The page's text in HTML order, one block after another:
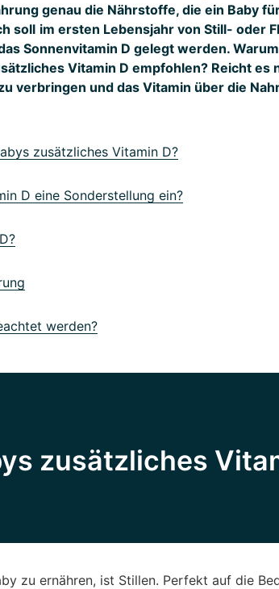
genau die Nährstoffe, die ein Baby
soll im ersten Lebensjahr von Still- oder
Sonnenvitamin D gelegt werden.
Vitamin D empfohlen? Reicht es
verbringen und das Vitamin über die
zusätzliches Vitamin D?
D eine Sonderstellung ein?
werden?
zusätzliches
zu ernähren, ist Stillen. Perfekt auf die